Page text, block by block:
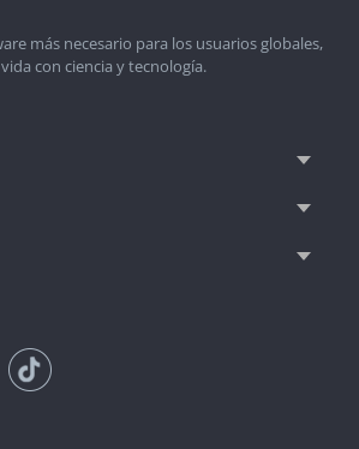
más necesario para los usuarios globales,
con ciencia y tecnología.